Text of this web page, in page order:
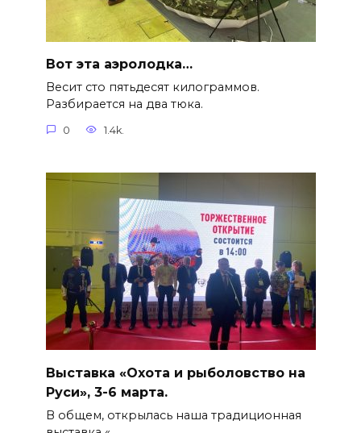
Вот эта аэролодка…
Весит сто пятьдесят килограммов.
Разбирается на два тюка.
0 1.4k.
Выставка «Охота и рыболовство на
Руси», 3-6 марта.
В общем, открылась наша традиционная